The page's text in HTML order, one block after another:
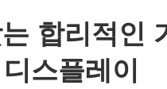
합리적인
스플레이